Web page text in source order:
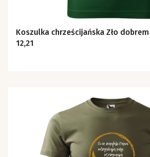
Koszulka chrześcijańska Zło
12,21